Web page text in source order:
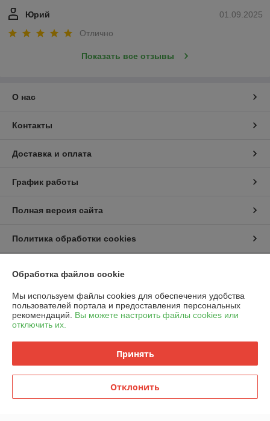
01.09.2025
Юрий
Отлично
Показать все отзывы
О нас
Контакты
Доставка и оплата
График работы
Полная версия сайта
Политика обработки cookies
Юридическое лицо:ООО "Горячий металл"
г.ГРОДНО, ул.ЛИДСКАЯ, дом 15 А, 230025, РЕСПУБЛИКА БЕЛАРУСЬ,
Обработка файлов cookie
Мы используем файлы cookies для обеспечения удобства
пользователей портала и предоставления персональных
рекомендаций. Вы можете настроить файлы cookies или
отключить их.
Принять
Отклонить